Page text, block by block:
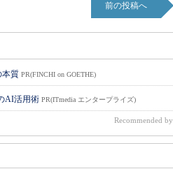
前の投稿へ
本質 PR(FINCHI on GOETHE)
AI活用術 PR(ITmedia エンタープライズ)
Recommended by